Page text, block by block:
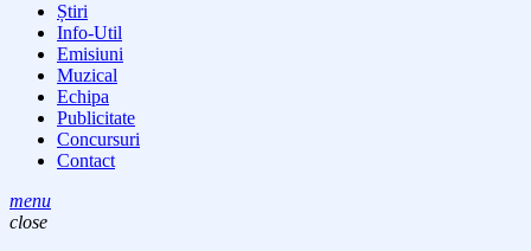
Știri
Info-Util
Emisiuni
Muzical
Echipa
Publicitate
Concursuri
Contact
menu
close